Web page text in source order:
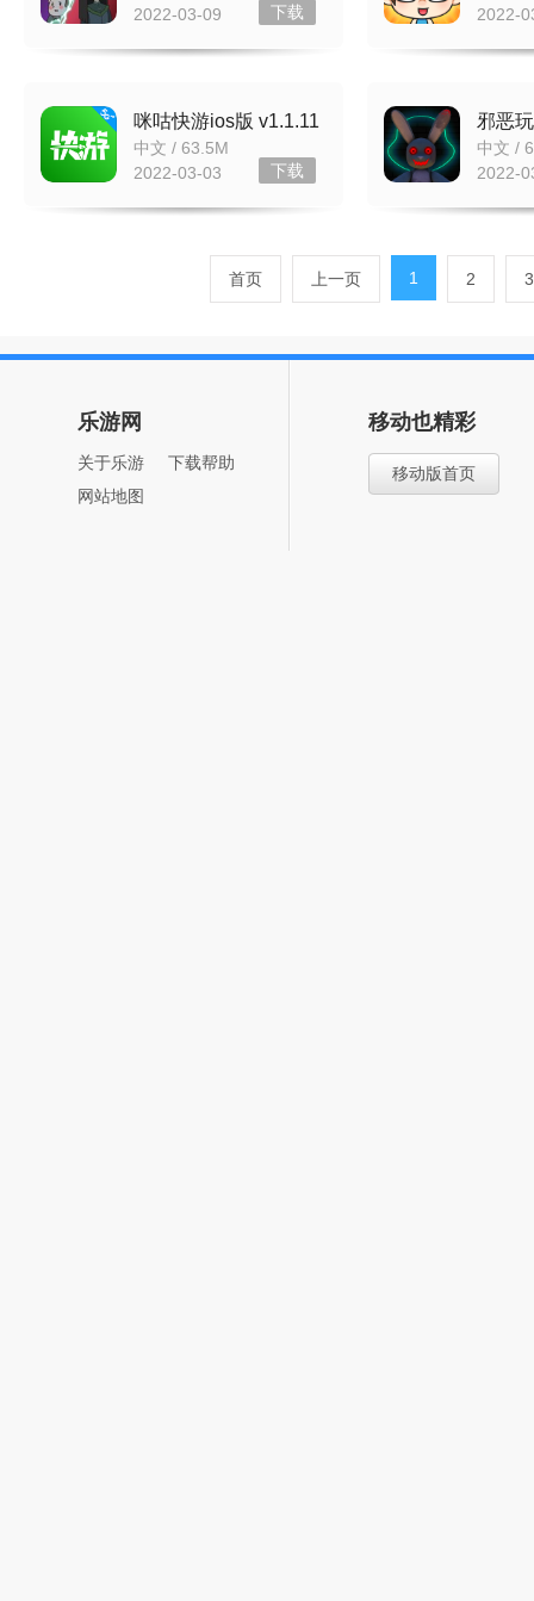
2022-03-09
下载
2022-
咪咕快游ios版 v1.1.11
企业版
中文 / 63.5M
2022-03-03
下载
邪恶
v1.0
中文 /
2022-
首页 上一页 1 2 3
乐游网
关于乐游
下载帮助
网站地图
移动也精彩
移动版首页